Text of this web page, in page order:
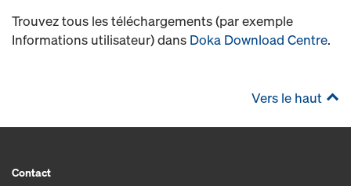
Trouvez tous les téléchargements (par exemple
Informations utilisateur) dans Doka Download Centre.
Vers le haut
Contact